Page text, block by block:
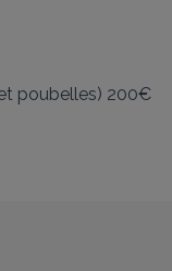
poubelles) 200€